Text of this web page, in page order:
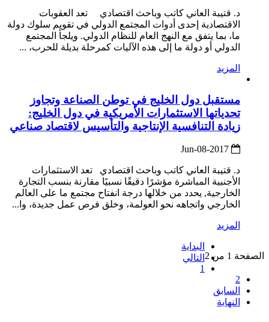
د. قتيبة العاني كاتب وباحث اقتصادي تعد العقوبات
الاقتصادية إحدى أدوات المجتمع الدولي في تقويم سلوك دولة
ما، بما يتفق مع النهج العام للنظام الدولي. ويلجأ المجتمع
الدولي أو دولة ما إلى هذه الآليات كمرحلة بديلة للحرب، ...
المزيد
مستقبل دول الخليج في توطن الصناعة وتجاوز
تحدياتها الاستثمارات الأمريكية في دول الخليج:
زيادة التنافسية الإنتاجية والتأسيس لاقتصاد صناعي
د. قتيبة العاني كاتب وباحث اقتصادي تعد الاستثمارات
الأجنبية المباشرة مؤشرًا دقيقًا نسبيًا مقارنة بنسب التجارة
الخارجية, يحدد من خلالها درجة انفتاح مجتمع ما على العالم
الخارجي واتجاهه نحو العولمة، وخلق فرص عمل جديدة، وا...
المزيد
الصفحة 1 من 2
البداية
التالي
1
2
السابق
النهاية